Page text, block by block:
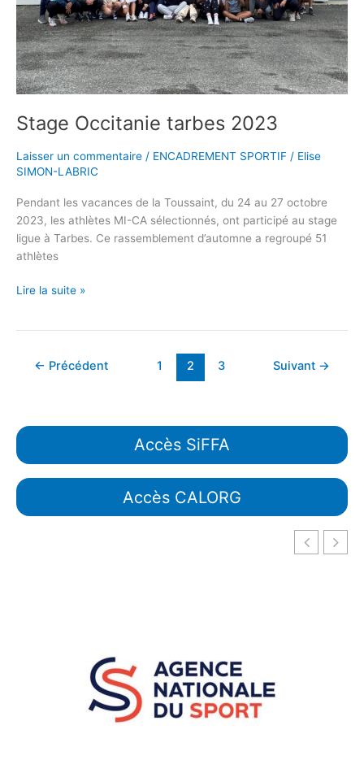
Stage Occitanie tarbes 2023
Laisser un commentaire / ENCADREMENT SPORTIF / Elise
SIMON-LABRIC
Pendant les vacances de la Toussaint, du 24 au 27 octobre
2023, les athlètes MI-CA sélectionnés, ont participé au stage
ligue à Tarbes. Ce rassemblement d’automne a regroupé 51
athlètes
Lire la suite »
← Précédent 1 2 3 Suivant →
Accès SiFFA
Accès CALORG